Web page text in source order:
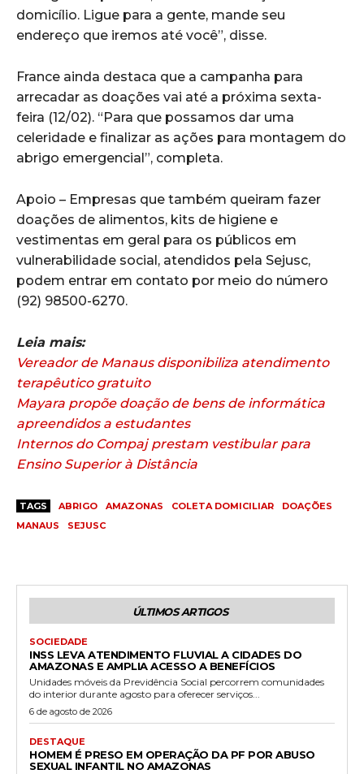
domicílio. Ligue para a gente, mande seu
endereço que iremos até você”, disse.
France ainda destaca que a campanha para
arrecadar as doações vai até a próxima sexta-
feira (12/02). “Para que possamos dar uma
celeridade e finalizar as ações para montagem do
abrigo emergencial”, completa.
Apoio – Empresas que também queiram fazer
doações de alimentos, kits de higiene e
vestimentas em geral para os públicos em
vulnerabilidade social, atendidos pela Sejusc,
podem entrar em contato por meio do número
(92) 98500-6270.
Leia mais:
Vereador de Manaus disponibiliza atendimento
terapêutico gratuito
Mayara propõe doação de bens de informática
apreendidos a estudantes
Internos do Compaj prestam vestibular para
Ensino Superior à Distância
TAGS ABRIGO AMAZONAS COLETA DOMICILIAR
DOAÇÕES
MANAUS
SEJUSC
ÚLTIMOS ARTIGOS
SOCIEDADE
INSS LEVA ATENDIMENTO FLUVIAL A CIDADES DO
AMAZONAS E AMPLIA ACESSO A BENEFÍCIOS
Unidades móveis da Previdência Social percorrem comunidades
do interior durante agosto para oferecer serviços...
6 de agosto de 2026
DESTAQUE
HOMEM É PRESO EM OPERAÇÃO DA PF POR ABUSO
SEXUAL INFANTIL NO AMAZONAS